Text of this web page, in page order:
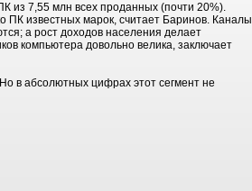
из 7,55 млн всех проданных (почти 20%).
ПК известных марок, считает Баринов. Каналы
а рост доходов населения делает
компьютера довольно велика, заключает
в абсолютных цифрах этот сегмент не